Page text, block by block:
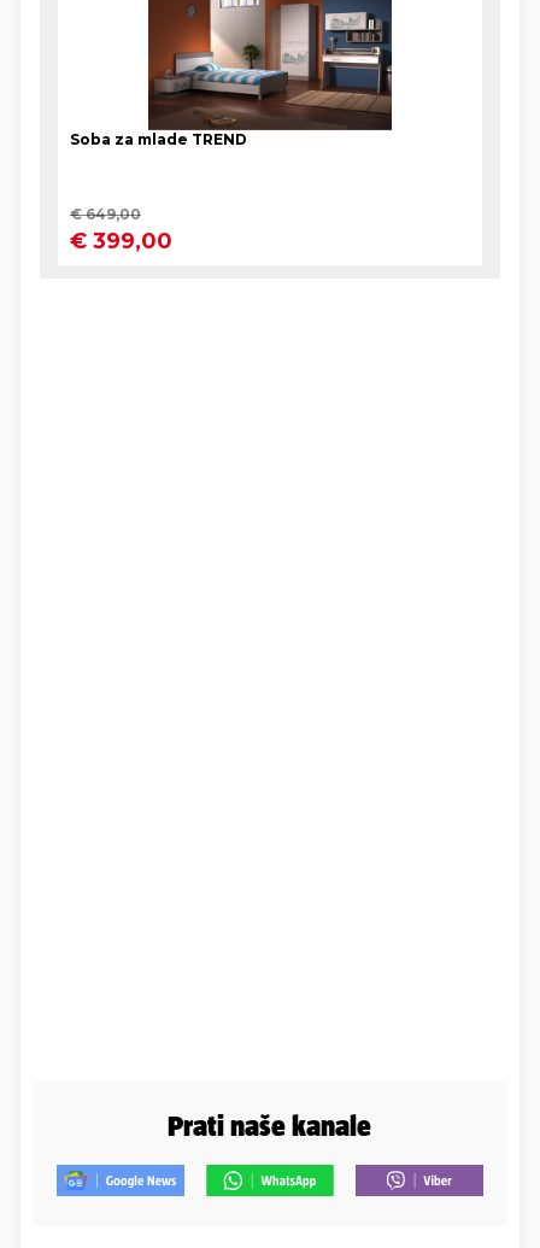
Prati naše kanale